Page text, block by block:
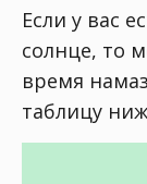
Если у вас
солнце, то
время
таблицу